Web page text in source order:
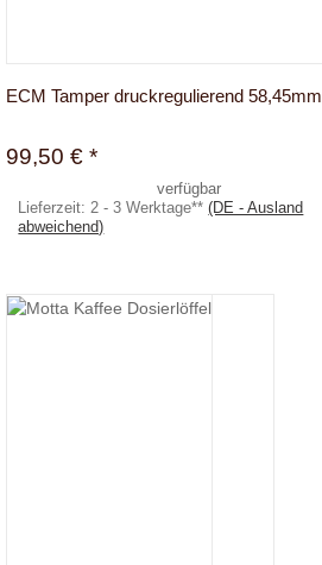
ECM Tamper druckregulierend 58,45mm
99,50 €*
verfügbar
Lieferzeit:2 - 3 Werktage**(DE - Ausland
abweichend)